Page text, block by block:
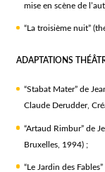
mise en scène de
“La troisième nuit”
ADAPTATIONS
“Stabat Mater” de
Claude Derudder,
“Artaud Rimbur” de
Bruxelles, 1994) ;
“Le Jardin des